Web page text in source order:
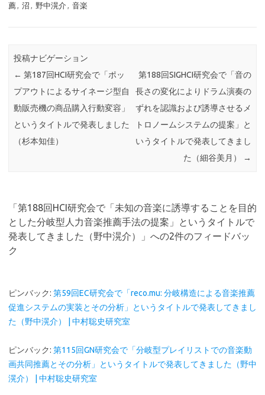
薦, 沼 , 野中滉介, 音楽
投稿ナビゲーション
← 第187回HCI研究会で「ポッ
プアウトによるサイネージ型自
動販売機の商品購入行動変容」
というタイトルで発表しました
（杉本知佳）
第188回SIGHCI研究会で「音の
長さの変化によりドラム演奏の
ずれを認識および誘導させるメ
トロノームシステムの提案」と
いうタイトルで発表してきまし
た（細谷美月）
→
「第188回HCI研究会で「未知の音楽に誘導することを目的
とした分岐型人力音楽推薦手法の提案」というタイトルで
発表してきました（野中滉介）
」への2件のフィードバッ
ク
ピンバック: 第59回EC研究会で「reco.mu: 分岐構造による音楽推薦
促進システムの実装とその分析」というタイトルで発表してきまし
た（野中滉介） | 中村聡史研究室
ピンバック: 第115回GN研究会で「分岐型プレイリストでの音楽動
画共同推薦とその分析」というタイトルで発表してきました（野中
滉介） | 中村聡史研究室